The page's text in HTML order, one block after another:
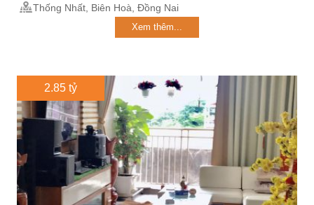
Thống Nhất, Biên Hoà, Đồng Nai
Xem thêm...
2.85 tỷ